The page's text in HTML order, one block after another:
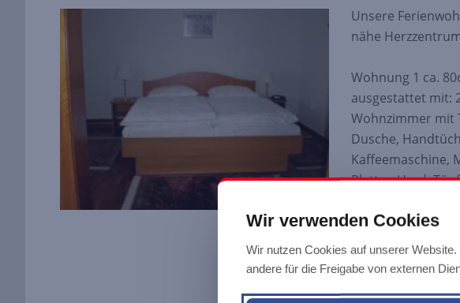
Wir verwenden Cookies
Wir nutzen Cookies auf unserer
andere für die Freigabe von externen
Unsere
nähe
Wohnung 1 ca.
ausgestattet mit:
Wohnzimmer mit
Dusche,
Kaffeemaschine,
Platten Herd,
16,00 / Tag
Preise incl.